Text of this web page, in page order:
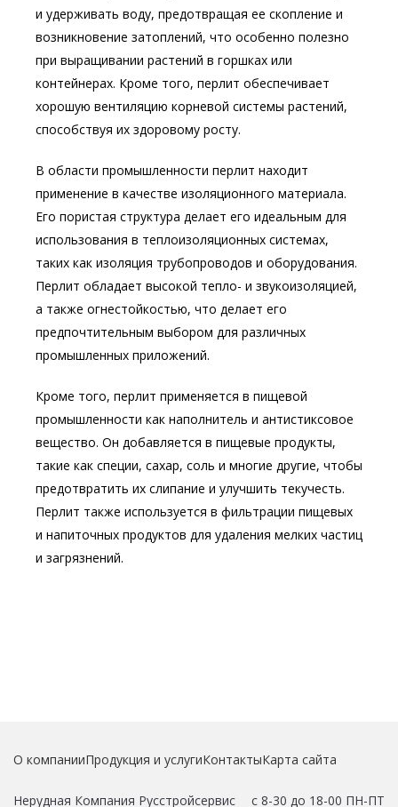
и удерживать воду, предотвращая ее скопление и
возникновение затоплений, что особенно полезно
при выращивании растений в горшках или
контейнерах. Кроме того, перлит обеспечивает
хорошую вентиляцию корневой системы растений,
способствуя их здоровому росту.
В области промышленности перлит находит
применение в качестве изоляционного материала.
Его пористая структура делает его идеальным для
использования в теплоизоляционных системах,
таких как изоляция трубопроводов и оборудования.
Перлит обладает высокой тепло- и звукоизоляцией,
а также огнестойкостью, что делает его
предпочтительным выбором для различных
промышленных приложений.
Кроме того, перлит применяется в пищевой
промышленности как наполнитель и антистиксовое
вещество. Он добавляется в пищевые продукты,
такие как специи, сахар, соль и многие другие, чтобы
предотвратить их слипание и улучшить текучесть.
Перлит также используется в фильтрации пищевых
и напиточных продуктов для удаления мелких частиц
и загрязнений.
О компанииПродукция и услугиКонтактыКарта сайта
с 8-30 до 18-00 ПН-ПТ
Нерудная Компания Русстройсервис